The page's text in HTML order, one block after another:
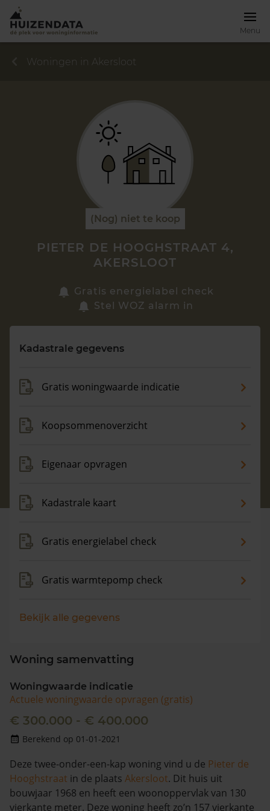
Menu
Vragen? Neem contact met ons op
088 220 4200
Woningen in Akersloot
(Nog) niet te koop
PIETER DE HOOGHSTRAAT 4,
AKERSLOOT
Gratis energielabel check
Stel WOZ alarm in
Kadastrale gegevens
Gratis woningwaarde indicatie
Koopsommenoverzicht
Eigenaar opvragen
Kadastrale kaart
Gratis energielabel check
Gratis warmtepomp check
Bekijk alle gegevens
Woning samenvatting
Woningwaarde indicatie
Actuele woningwaarde opvragen (gratis)
€ 300.000 - € 400.000
Berekend op 01-01-2021
Deze twee-onder-een-kap woning vind u de Pieter de
Hooghstraat in de plaats Akersloot. Dit huis uit
bouwjaar 1968 en heeft een woonoppervlak van 130
vierkante meter. Deze woning heeft zo’n 157 vierkante